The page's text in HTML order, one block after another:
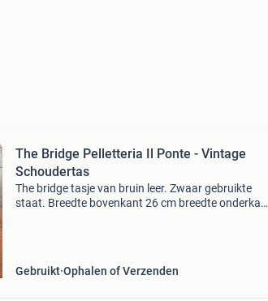
The Bridge Pelletteria Il Ponte - Vintage
Schoudertas
The bridge tasje van bruin leer. Zwaar gebruikte
staat. Breedte bovenkant 26 cm breedte onderkant
Gebruikt Ophalen of Verzenden